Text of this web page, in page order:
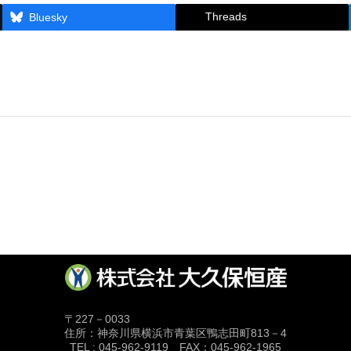
Bluesky Threads
〒227－0033
住所：神奈川県横浜市青葉区鴨志田町813－4
TEL : 045-962-9119 FAX：045-962-1965